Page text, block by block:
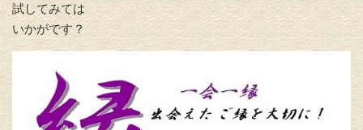
試してみては
いかがです？